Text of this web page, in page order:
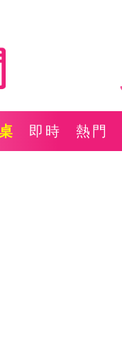
即時 熱門